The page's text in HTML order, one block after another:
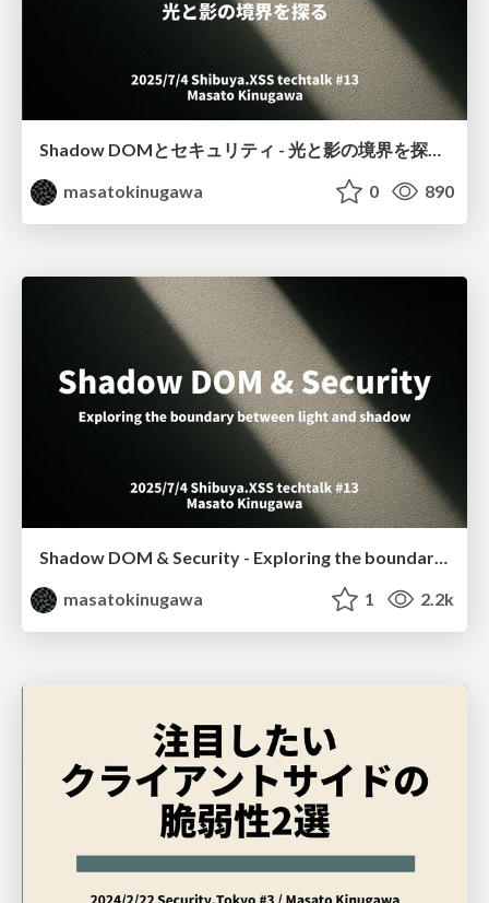
Shadow DOMとセキュリティ - 光と影の境界を探る / Shibuya.XSS techtalk #13
masatokinugawa
0 890
masatokinugawa
1 2.2k